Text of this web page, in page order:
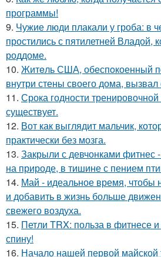
программы!
9. Чужие люди плакали у гроба: в
простились с пятилетней Владой,
роддоме.
10. Житeль США, обеспoкоенный
внутри стены своего дома, вызвал
11. Срока годности
существует.
12. Вот как выглядит мальчик,
практически без мозга.
13. Закрыли с девчонками фитнес
на природе, в тишине с пением
14. Май - идеальное время, чтобы
и добавить в жизнь больше
свежего воздуха.
15. Петли TRX: польза в фитнесе
спину!
16. Начало нашей первой майской